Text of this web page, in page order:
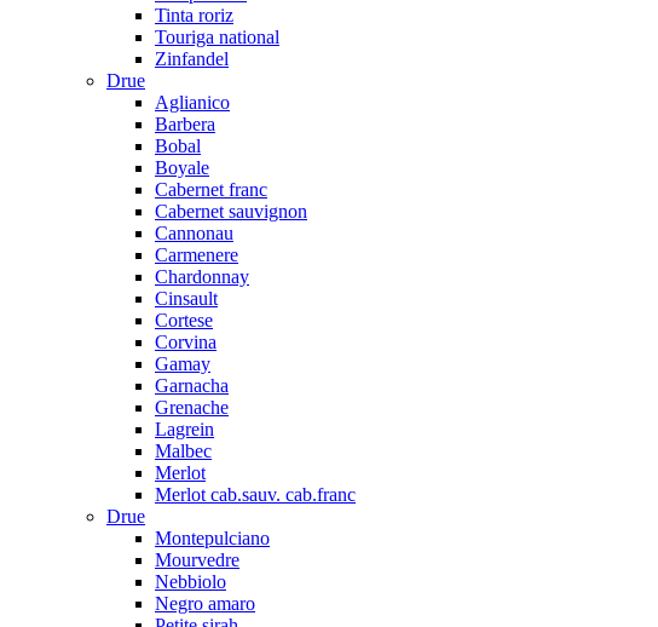
Tinta roriz
Touriga national
Zinfandel
Drue
Aglianico
Barbera
Bobal
Boyale
Cabernet franc
Cabernet sauvignon
Cannonau
Carmenere
Chardonnay
Cinsault
Cortese
Corvina
Gamay
Garnacha
Grenache
Lagrein
Malbec
Merlot
Merlot cab.sauv. cab.franc
Drue
Montepulciano
Mourvedre
Nebbiolo
Negro amaro